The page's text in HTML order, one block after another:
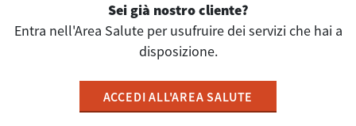
Sei già nostro cliente?
​​​​​​​Entra nell'Area Salute per usufruire dei servizi che hai a
disposizione.
ACCEDI ALL'AREA SALUTE